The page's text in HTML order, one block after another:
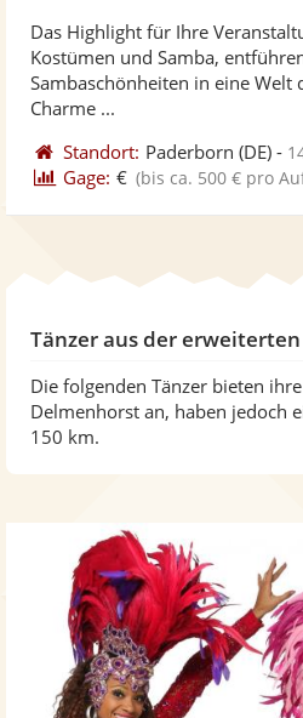
Das Highlight für Ihre
Kostümen und Samba,
Sambaschönheiten in eine Welt
Charme ...
Standort: Paderborn (DE) -
Gage: € (bis ca. 500 € pro
Tänzer aus der
Die folgenden Tänzer bieten
Delmenhorst an, haben jedoch
150 km.